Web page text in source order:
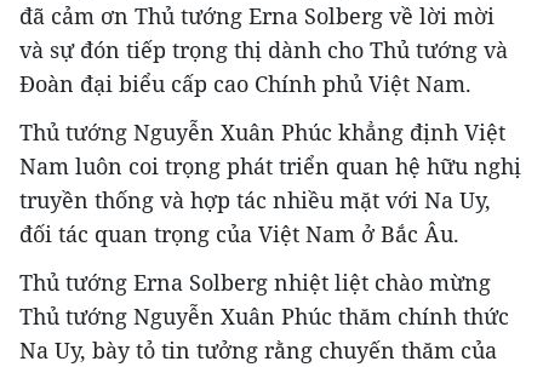
đã cảm ơn Thủ tướng Erna Solberg về lời mời
và sự đón tiếp trọng thị dành cho Thủ tướng và
Đoàn đại biểu cấp cao Chính phủ Việt Nam.
Thủ tướng Nguyễn Xuân Phúc khẳng định Việt
Nam luôn coi trọng phát triển quan hệ hữu nghị
truyền thống và hợp tác nhiều mặt với Na Uy,
đối tác quan trọng của Việt Nam ở Bắc Âu.
Thủ tướng Erna Solberg nhiệt liệt chào mừng
Thủ tướng Nguyễn Xuân Phúc thăm chính thức
Na Uy, bày tỏ tin tưởng rằng chuyến thăm của